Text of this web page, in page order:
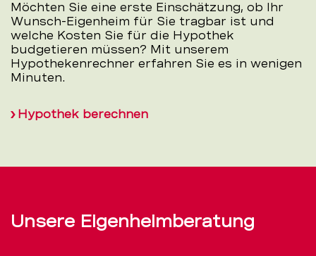
Möchten Sie eine erste Einschätzung, ob Ihr
Wunsch-Eigenheim für Sie tragbar ist und
welche Kosten Sie für die Hypothek
budgetieren müssen? Mit unserem
Hypothekenrechner erfahren Sie es in wenigen
Minuten.
Hypothek berechnen
Unsere Eigenheimberatung